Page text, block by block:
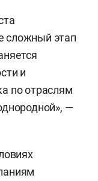
сложный этап
и
по отраслям
—